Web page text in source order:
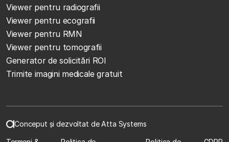
Viewer pentru radiografii
Viewer pentru ecografii
Viewer pentru RMN
Viewer pentru tomografii
Generator de solicitări ROI
Trimite imagini medicale gratuit
Conceput și dezvoltat de Atta Systems